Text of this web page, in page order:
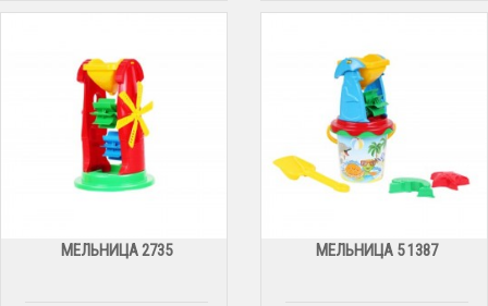
МЕЛЬНИЦА 2735 МЕЛЬНИЦА 5 1387